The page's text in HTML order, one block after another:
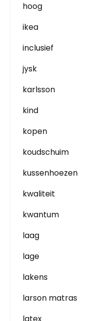
hoog
ikea
inclusief
jysk
karlsson
kind
kopen
koudschuim
kussenhoezen
kwaliteit
kwantum
laag
lage
lakens
larson matras